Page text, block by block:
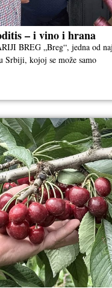
– i vino i hrana
BREG „Breg“, jedna od
Srbiji, kojoj se može samo